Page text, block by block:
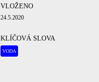
VLOŽENO
24.5.2020
KLÍČOVÁ SLOVA
VODA